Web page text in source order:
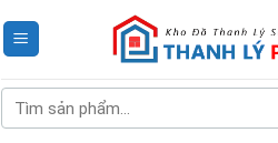
to
Tìm
kiếm: